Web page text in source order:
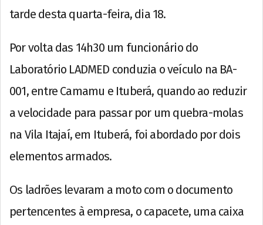
tarde desta quarta-feira, dia 18.
Por volta das 14h30 um funcionário do
Laboratório LADMED conduzia o veículo na BA-
001, entre Camamu e Ituberá, quando ao reduzir
a velocidade para passar por um quebra-molas
na Vila Itajaí, em Ituberá, foi abordado por dois
elementos armados.
Os ladrões levaram a moto com o documento
pertencentes à empresa, o capacete, uma caixa